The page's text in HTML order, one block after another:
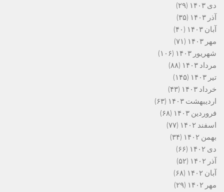
دی ۱۴۰۳
(۲۹)
آذر ۱۴۰۳
(۳۵)
آبان ۱۴۰۳
(۴۰)
مهر ۱۴۰۳
(۷۱)
شهریور ۱۴۰۳
(۱۰۶)
مرداد ۱۴۰۳
(۸۸)
تیر ۱۴۰۳
(۱۴۵)
خرداد ۱۴۰۳
(۴۳)
اردیبهشت ۱۴۰۳
(۶۳)
فروردین ۱۴۰۳
(۶۸)
اسفند ۱۴۰۲
(۷۷)
بهمن ۱۴۰۲
(۳۴)
دی ۱۴۰۲
(۶۶)
آذر ۱۴۰۲
(۵۲)
آبان ۱۴۰۲
(۶۸)
مهر ۱۴۰۲
(۲۹)